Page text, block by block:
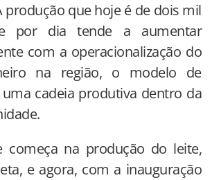
que hoje é de dois mil
por dia tende a aumentar
com a operacionalização do
na região, o modelo de
cadeia produtiva dentro da
começa na produção do leite,
e agora, com a inauguração